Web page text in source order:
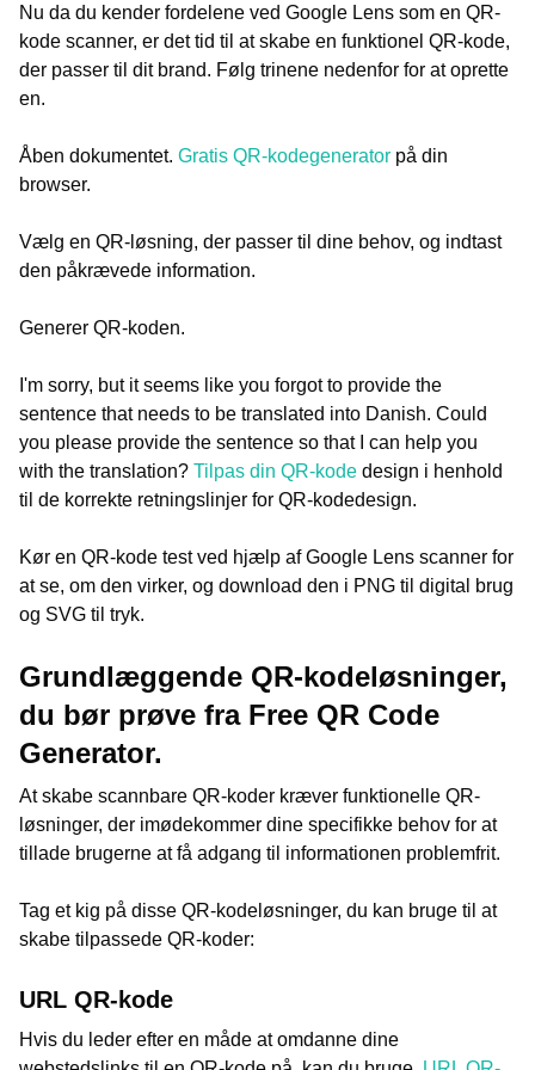
Nu da du kender fordelene ved Google Lens som en QR-
kode scanner, er det tid til at skabe en funktionel QR-kode,
der passer til dit brand. Følg trinene nedenfor for at oprette
en.
Åben dokumentet. Gratis QR-kodegenerator på din
browser.
Vælg en QR-løsning, der passer til dine behov, og indtast
den påkrævede information.
Generer QR-koden.
I'm sorry, but it seems like you forgot to provide the
sentence that needs to be translated into Danish. Could
you please provide the sentence so that I can help you
with the translation? Tilpas din QR-kode design i henhold
til de korrekte retningslinjer for QR-kodedesign.
Kør en QR-kode test ved hjælp af Google Lens scanner for
at se, om den virker, og download den i PNG til digital brug
og SVG til tryk.
Grundlæggende QR-kodeløsninger,
du bør prøve fra Free QR Code
Generator.
At skabe scannbare QR-koder kræver funktionelle QR-
løsninger, der imødekommer dine specifikke behov for at
tillade brugerne at få adgang til informationen problemfrit.
Tag et kig på disse QR-kodeløsninger, du kan bruge til at
skabe tilpassede QR-koder:
URL QR-kode
Hvis du leder efter en måde at omdanne dine